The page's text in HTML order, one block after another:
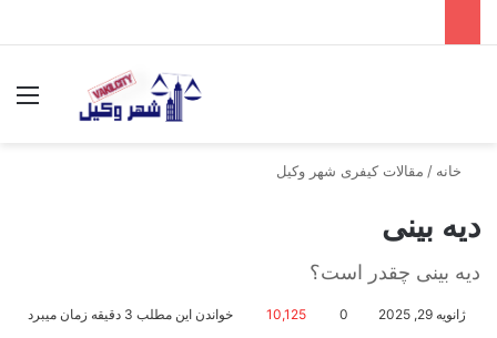
خانه / مقالات کیفری شهر وکیل
دیه بینی
دیه بینی چقدر است؟
ژانویه 29, 2025 0
10,125 خواندن این مطلب 3 دقیقه زمان میبرد